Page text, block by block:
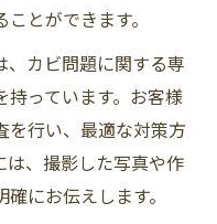
とができます。
、カビ問題に関する専
っています。お客様
を行い、最適な対策方
は、撮影した写真や作
にお伝えします。